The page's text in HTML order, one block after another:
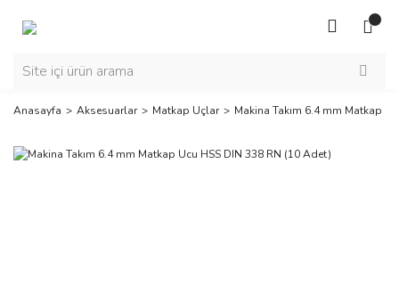
Anasayfa Aksesuarlar Matkap Uçlar Makina Takım 6.4 mm Matkap